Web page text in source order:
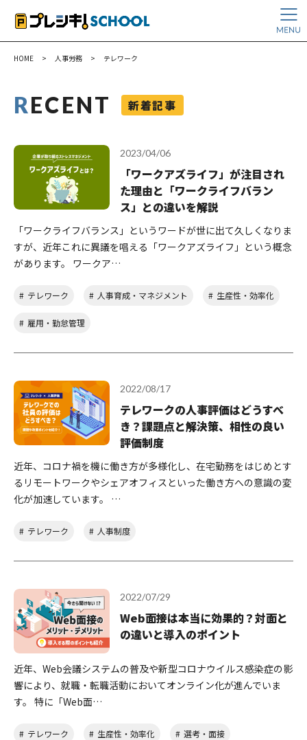
HOME > 人事労務 > テレワーク
RECENT 新着記事
2023/04/06
「ワークアズライフ」が注目され
た理由と「ワークライフバラン
ス」との違いを解説
「ワークライフバランス」というワードが世に出て久しくなりま
すが、近年これに異議を唱える「ワークアズライフ」という概念
があります。 ワークア…
テレワーク 人事育成・マネジメント 生産性・効率化
雇用・勤怠管理
2022/08/17
テレワークの人事評価はどうすべ
き？課題点と解決策、相性の良い
評価制度
近年、コロナ禍を機に働き方が多様化し、在宅勤務をはじめとす
るリモートワークやシェアオフィスといった働き方への意識の変
化が加速しています。 …
テレワーク 人事制度
2022/07/29
Web面接は本当に効果的？対面と
の違いと導入のポイント
近年、Web会議システムの普及や新型コロナウイルス感染症の影
響により、就職・転職活動においてオンライン化が進んでいま
す。 特に「Web面…
テレワーク 生産性・効率化 選考・面接